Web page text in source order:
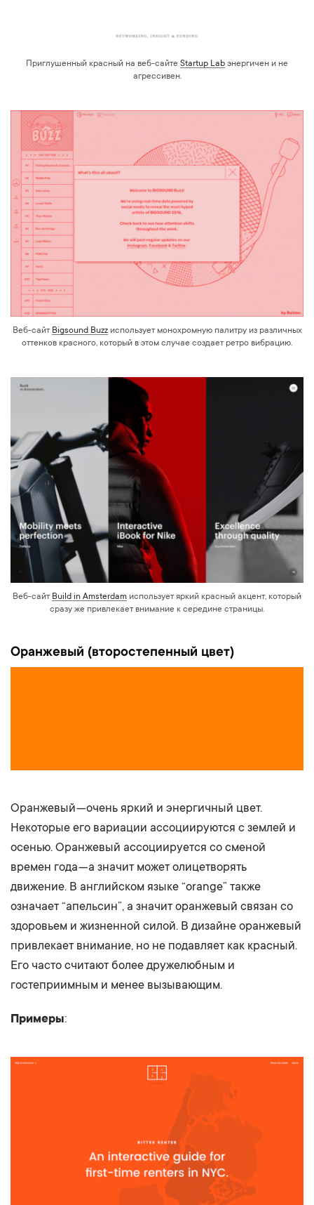
Приглушенный красный на веб-сайте Startup Lab энергичен и не
агрессивен.
Веб-сайт Bigsound Buzzиспользует монохромную палитру из различных
оттенков красного, который в этом случае создает ретро вибрацию.
Веб-сайт Build in Amsterdam использует яркий красный акцент, который
сразу же привлекает внимание к середине страницы.
Оранжевый (второстепенный цвет)
Оранжевый — очень яркий и энергичный цвет.
Некоторые его вариации ассоциируются с землей и
осенью. Оранжевый ассоциируется со сменой
времен года — а значит может олицетворять
движение. В английском языке “orange” также
означает “апельсин”, а значит оранжевый связан со
здоровьем и жизненной силой. В дизайне оранжевый
привлекает внимание, но не подавляет как красный.
Его часто считают более дружелюбным и
гостеприимным и менее вызывающим.
Примеры: